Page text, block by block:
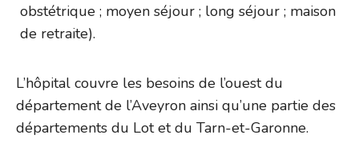
obstétrique ; moyen séjour ; long séjour ; maison
de retraite).
L’hôpital couvre les besoins de l’ouest du
département de l’Aveyron ainsi qu’une partie des
départements du Lot et du Tarn-et-Garonne.